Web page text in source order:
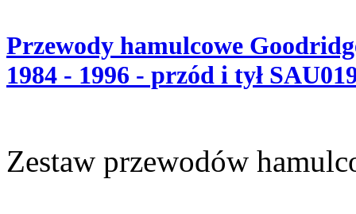
Przewody hamulcowe
1984 - 1996 - przód i tył
Zestaw przewodów